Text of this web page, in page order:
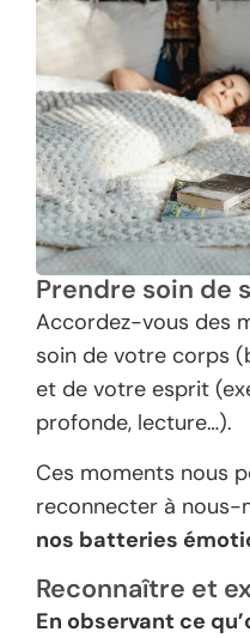
Prendre soin de
Accordez-vous des
soin de votre corps
et de votre esprit
profonde, lecture…).
Ces moments nous
reconnecter à nous-
nos batteries
Reconnaître et
En observant ce